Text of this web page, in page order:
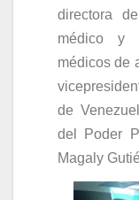
directora
médico y
médicos de
de
del Poder
Magaly